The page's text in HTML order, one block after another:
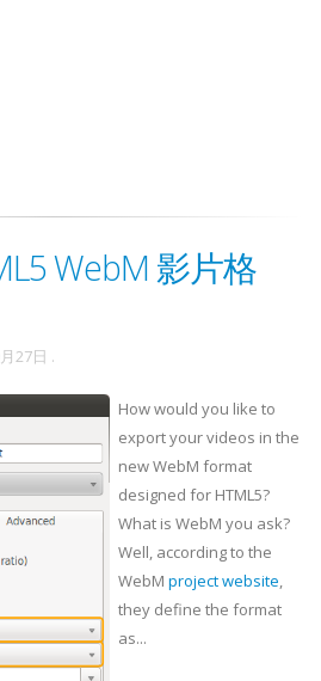
WebM 影片格
27日 .
How would you like to
export your videos in the
new WebM format
designed for HTML5?
What is WebM you ask?
Well, according to the
WebM project website,
they define the format
as...